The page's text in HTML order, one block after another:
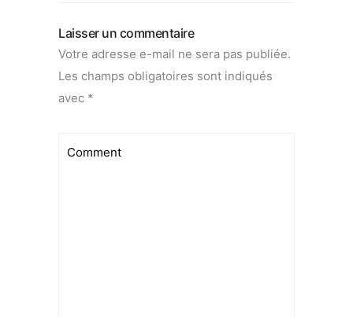
Laisser un commentaire
Votre adresse e-mail ne sera pas publiée.
Les champs obligatoires sont indiqués
avec *